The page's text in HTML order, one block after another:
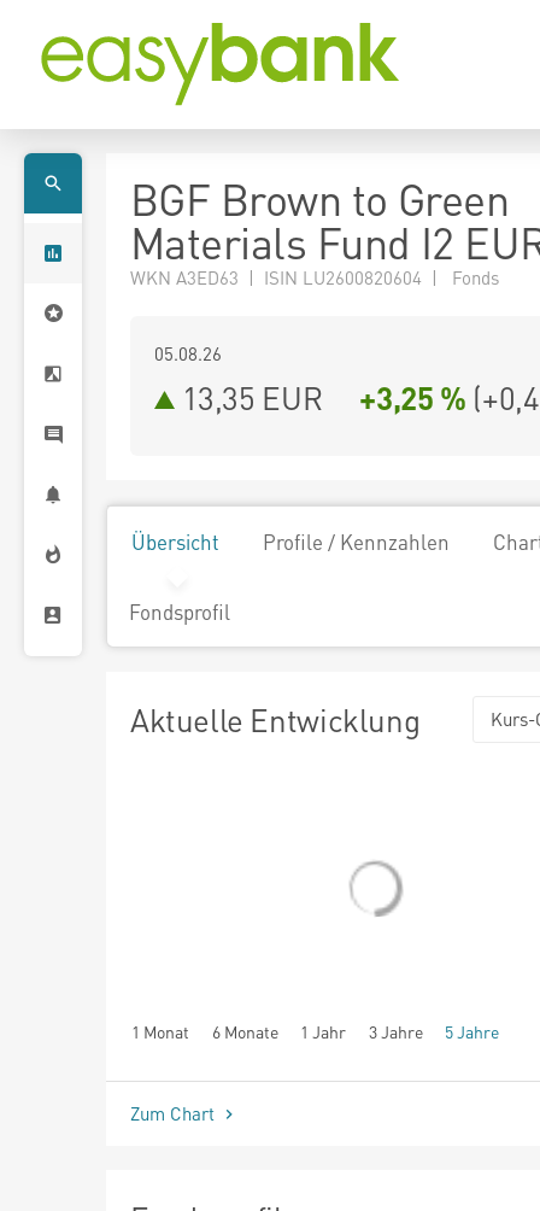
BGF Brown to Green
Materials Fund I2
WKN A3ED63 | ISIN LU2600820604 | Fonds
05.08.26
13,35 EUR +3,25 % (
Übersicht Profile / Kennzahlen
Fondsprofil
Aktuelle Entwicklung Kurs-
1 Monat 6 Monate 1 Jahr 3 Jahre 5 Jahre
seit Beginn
Zum Chart